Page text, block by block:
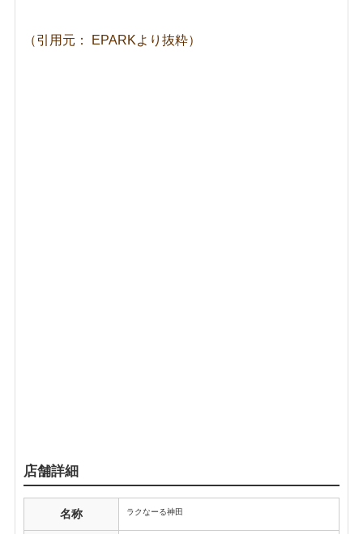
（引用元： EPARKより抜粋）
店舗詳細
名称 ラクなーる神田